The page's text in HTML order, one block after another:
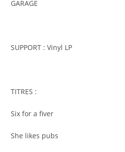
GARAGE
SUPPORT : Vinyl LP
TITRES :
Six for a fiver
She likes pubs